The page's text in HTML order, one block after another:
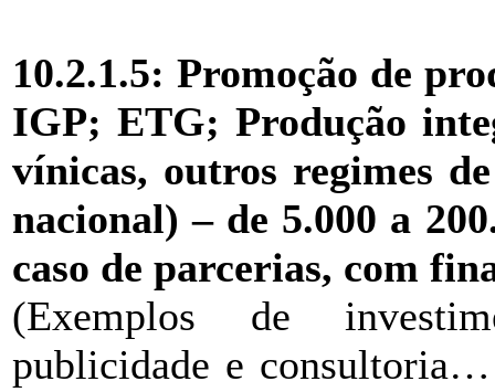
10.2.1.5: Promoção de
IGP; ETG; Produção
vínicas, outros regimes
nacional) – de 5.000 a
caso de parcerias, com
(Exemplos de
publicidade e consultoria…